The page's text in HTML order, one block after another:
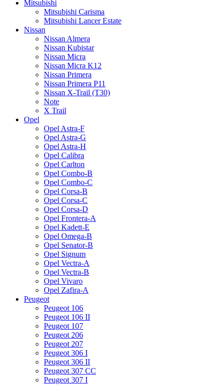
Mitsubishi
Mitsubishi Carisma
Mitsubishi Lancer Estate
Nissan
Nissan Almera
Nissan Kubistar
Nissan Micra
Nissan Micra K12
Nissan Primera
Nissan Primera P11
Nissan X-Trail (T30)
Note
X Trail
Opel
Opel Astra-F
Opel Astra-G
Opel Astra-H
Opel Calibra
Opel Carlton
Opel Combo-B
Opel Combo-C
Opel Corsa-B
Opel Corsa-C
Opel Corsa-D
Opel Frontera-A
Opel Kadett-E
Opel Omega-B
Opel Senator-B
Opel Signum
Opel Vectra-A
Opel Vectra-B
Opel Vivaro
Opel Zafira-A
Peugeot
Peugeot 106
Peugeot 106 II
Peugeot 107
Peugeot 206
Peugeot 207
Peugeot 306 I
Peugeot 306 II
Peugeot 307 CC
Peugeot 307 I